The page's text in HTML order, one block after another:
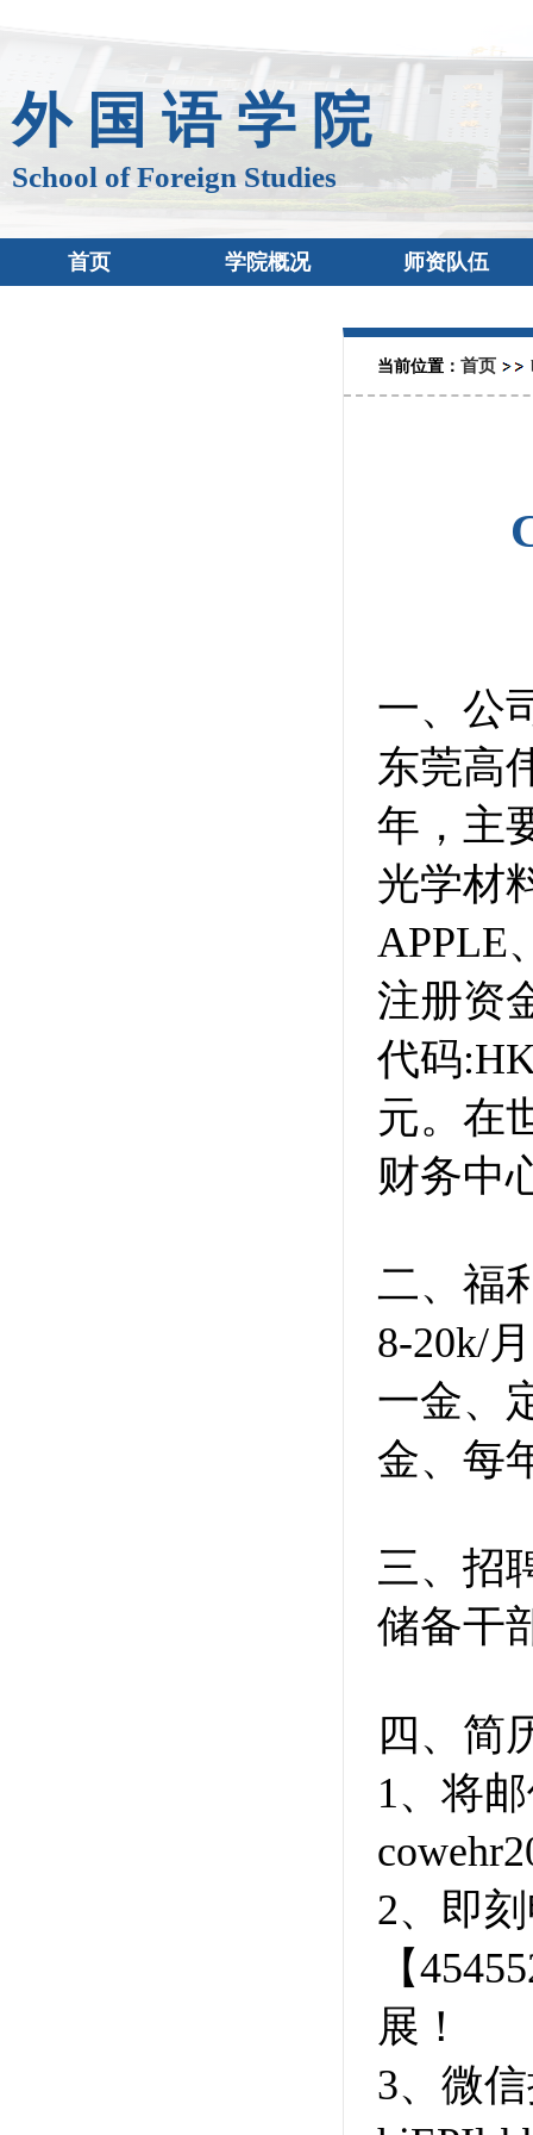
外 国 语 学 院
School of Foreign Studies
首页 学院概况 师资队伍
当前位置： 首页
一、公
东莞高
年，主
光学材
APPLE
注册资
代码
元。在
财务中
二、福
8-20k/
一金、
金、每
三、招
储备干
四、
1、将
2、即
【
展！
3、微